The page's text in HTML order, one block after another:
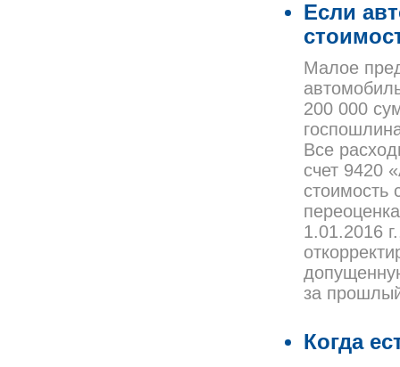
Если
Малое
200 000
Все
счет 9420
стоимость
1.01.2016
за
Когда